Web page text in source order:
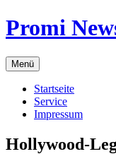
Zum
Inhalt
Promi
Menü
Startseite
Service
Impressum
Hollywood-